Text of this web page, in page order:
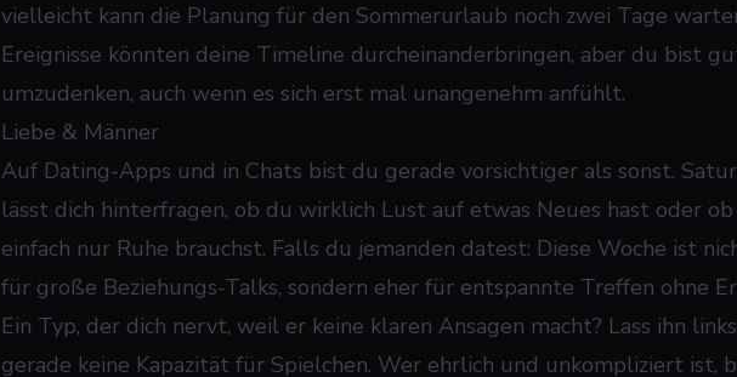
vielleicht kann die Planung für den Sommerurlaub noch zwei Tage
Ereignisse könnten deine Timeline durcheinanderbringen, aber du bist
umzudenken, auch wenn es sich erst mal unangenehm anfühlt.
Liebe & Männer
Auf Dating-Apps und in Chats bist du gerade vorsichtiger als sonst.
lässt dich hinterfragen, ob du wirklich Lust auf etwas Neues hast oder
einfach nur Ruhe brauchst. Falls du jemanden datest: Diese Woche ist
für große Beziehungs-Talks, sondern eher für entspannte Treffen ohne
Ein Typ, der dich nervt, weil er keine klaren Ansagen macht? Lass ihn
gerade keine Kapazität für Spielchen. Wer ehrlich und unkompliziert ist,